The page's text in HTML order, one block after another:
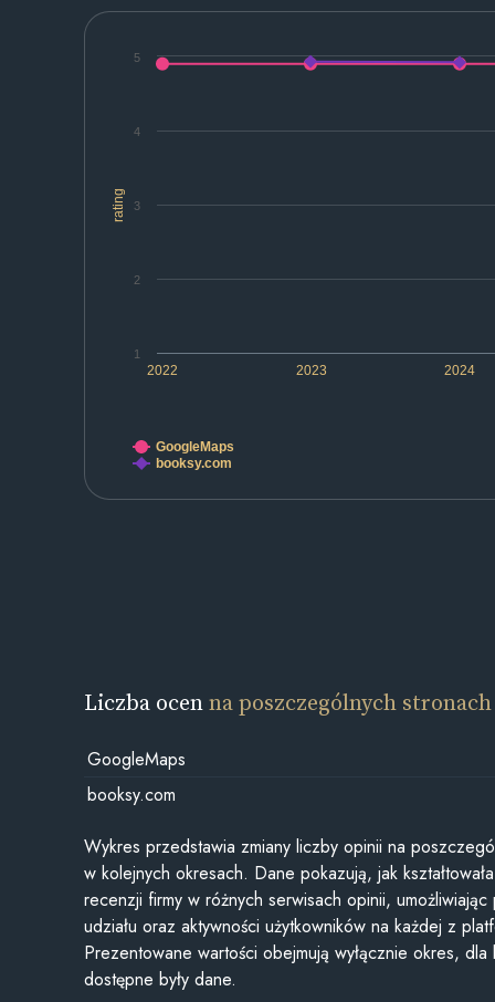
rating
2022 2023 2024
1
2
3
4
5
GoogleMaps
booksy.com
Liczba ocenna poszczególnych stronach
GoogleMaps
booksy.com
Wykres przedstawia zmiany liczby opinii na
w kolejnych okresach. Dane pokazują, jak
recenzji firmy w różnych serwisach opinii,
udziału oraz aktywności użytkowników na każdej z
Prezentowane wartości obejmują wyłącznie okres, dla
dostępne były dane.